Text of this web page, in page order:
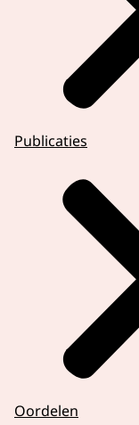
Publicaties
Oordelen